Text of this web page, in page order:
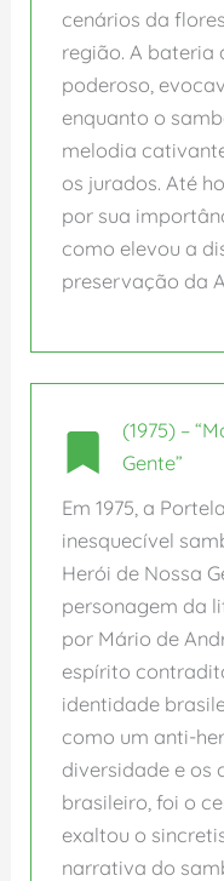
cenários da
região. A bateria
poderoso,
enquanto o
melodia
os jurados. Até
por sua
como elevou a
preservação da
(1975) –
Gente”
Em 1975, a
inesquecível
Herói de Nossa
personagem da
por Mário de
espírito
identidade
como um anti-
diversidade e os
brasileiro, foi o
exaltou o
narrativa do